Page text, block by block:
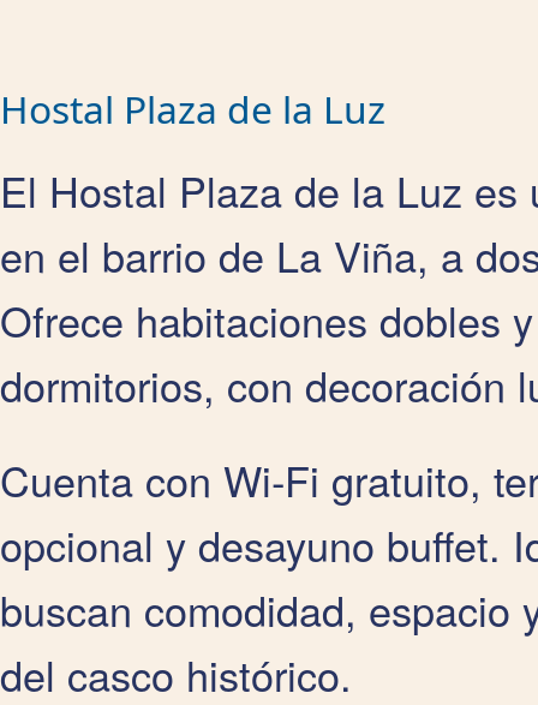
Hostal Plaza de la Luz
El Hostal Plaza de la Luz
en el barrio de La Viña, a
Ofrece habitaciones dobles
dormitorios, con decoración
Cuenta con Wi‑Fi gratuito,
opcional y desayuno buffet.
buscan comodidad, espacio
del casco histórico.